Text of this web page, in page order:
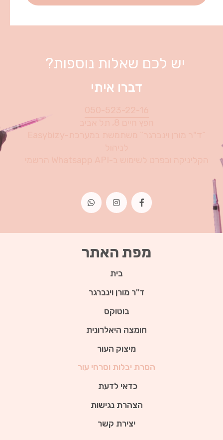
יש לכם שאלות נוספות?
דברו איתי
מפת האתר
בית
ד"ר מורן וינברגר
בוטוקס
חומצה היאלרונית
מיצוק העור
הסרת יבלות וסרחי עור
כדאי לדעת
הצהרת נגישות
יצירת קשר